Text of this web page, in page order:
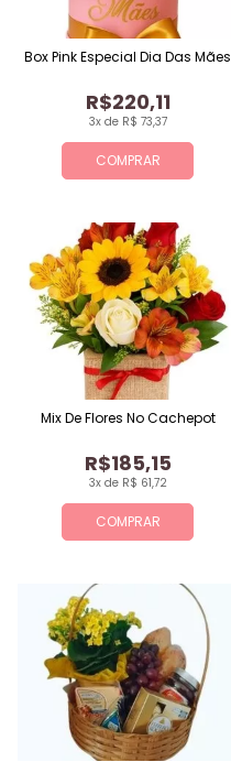
COMPRAR
3x de R$ 73,37
R$220,11
Box Pink Especial Dia Das Mães
COMPRAR
3x de R$ 61,72
R$185,15
Mix De Flores No Cachepot